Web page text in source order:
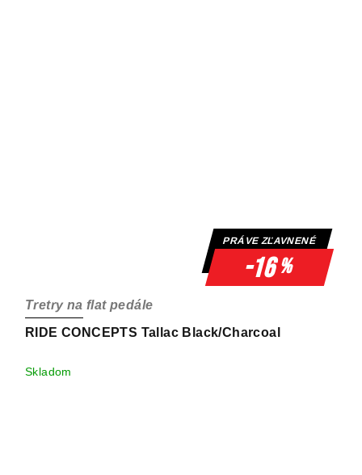
PRÁVE ZĽAVNENÉ
-16%
RIDE CONCEPTS Tallac Black/Charcoal
Tretry na flat pedále
Skladom